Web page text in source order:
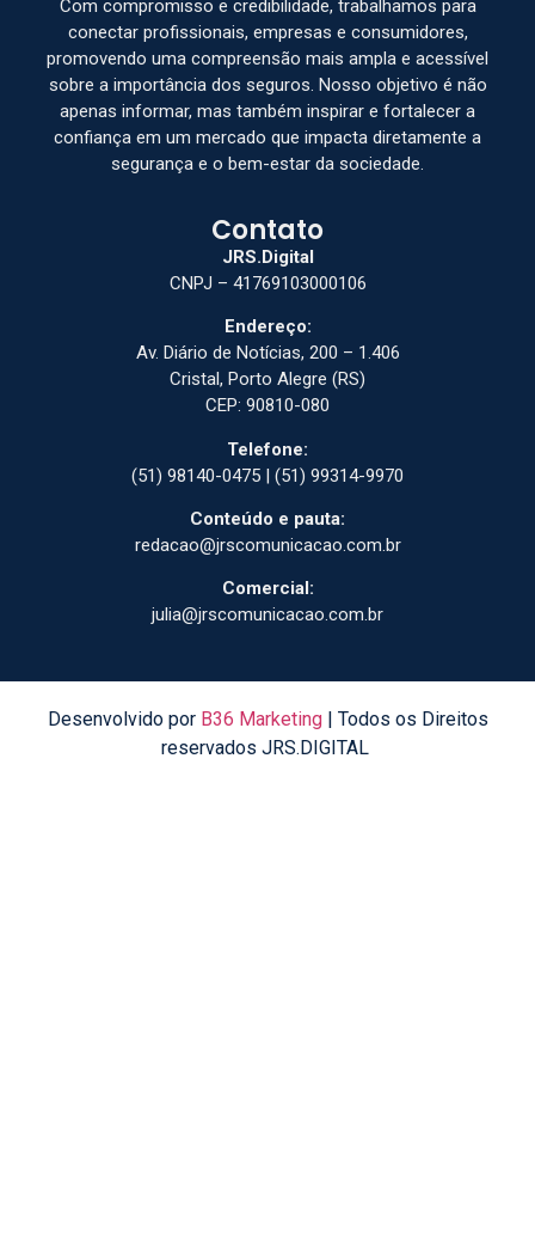
Com compromisso e credibilidade, trabalhamos para
conectar profissionais, empresas e consumidores,
promovendo uma compreensão mais ampla e acessível
sobre a importância dos seguros. Nosso objetivo é não
apenas informar, mas também inspirar e fortalecer a
confiança em um mercado que impacta diretamente a
segurança e o bem-estar da sociedade.
Contato
JRS.Digital
CNPJ – 41769103000106
Endereço:
Av. Diário de Notícias, 200 – 1.406
Cristal, Porto Alegre (RS)
CEP: 90810-080
Telefone:
(51) 98140-0475 | (51) 99314-9970
Conteúdo e pauta:
redacao@jrscomunicacao.com.br
Comercial:
julia@jrscomunicacao.com.br
Desenvolvido por B36 Marketing| Todos os Direitos
reservados JRS.DIGITAL